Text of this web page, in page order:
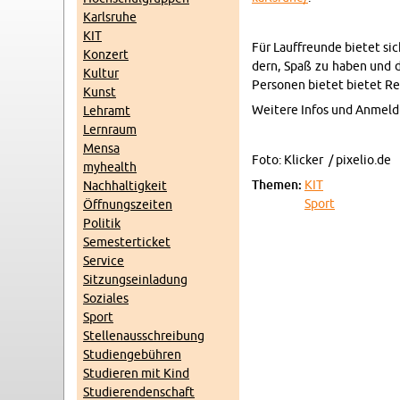
Karls­ru­he
KIT
Kon­zert
Kul­tur
Kunst
Lehr­amt
Lern­raum
Mensa
myhe­alth
Nach­hal­tig­keit
Öff­nungs­zei­ten
Po­li­tik
Se­mes­ter­ti­cket
Ser­vice
Sit­zungs­ein­la­dung
So­zia­les
Sport
Stel­len­aus­schrei­bung
Stu­di­en­ge­büh­ren
Stu­die­ren mit Kind
Stu­die­ren­den­schaft
Für Lauf­freun­de bie­tet
dern, Spaß zu haben und
Per­so­nen bie­tet bie­tet
Wei­te­re Infos und
Foto: Kli­cker / pixelio.​de
The­men: KIT
Sport